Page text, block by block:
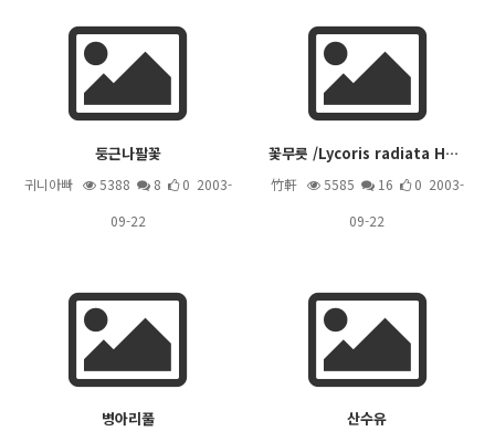
둥근나팔꽃
귀니아빠 5388 8
0 2003-
09-22
꽃무릇 /Lycoris radiata HERB. [수선화과]
竹軒 5585 16
0 2003-
09-22
병아리풀 산수유